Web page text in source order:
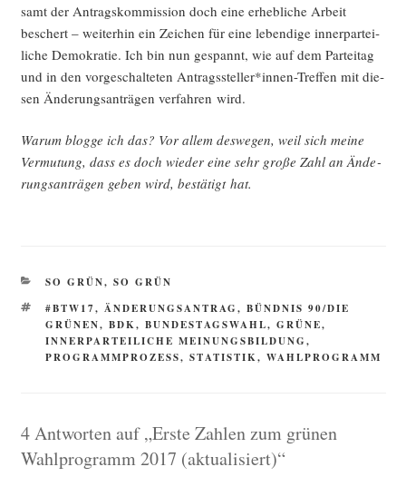
samt der Antrags­kom­mis­si­on doch eine erheb­li­che Arbeit
beschert – wei­ter­hin ein Zei­chen für eine leben­di­ge inner­par­tei­
li­che Demo­kra­tie. Ich bin nun gespannt, wie auf dem Par­tei­tag
und in den vor­ge­schal­te­ten Antragssteller*innen-Treffen mit die­
sen Ände­rungs­an­trä­gen ver­fah­ren wird.
War­um blog­ge ich das? Vor allem des­we­gen, weil sich mei­ne
Ver­mu­tung, dass es doch wie­der eine sehr gro­ße Zahl an Ände­
rungs­an­trä­gen geben wird, bestä­tigt hat.
KATEGORIEN
SO GRÜN, SO GRÜN
SCHLAGWÖRTER
#BTW17, ÄNDERUNGSANTRAG, BÜNDNIS 90/DIE
GRÜNEN, BDK, BUNDESTAGSWAHL, GRÜNE,
INNERPARTEILICHE MEINUNGSBILDUNG,
PROGRAMMPROZESS, STATISTIK, WAHLPROGRAMM
4 Antworten auf „Erste Zahlen zum grünen
Wahlprogramm 2017 (aktualisiert)“